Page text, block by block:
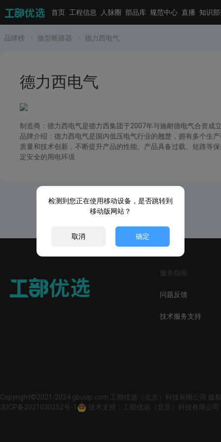
首页 工程信息 人脉圈 部品库 规范中心 直播 知识
品牌榜 微型断路器 德力西电气
德力西电气
制造商：德力西电气是德力西集团于2007年与施耐德电气合资成
品牌介绍：德力西电气是国内低压电气行业的翘楚，拥有多个生
质量和技术创新，不断提升产品的性能。产品具备过载、短路等
定安全的用电环境
服务指南
问题反馈
技术服务支持
Copyright©2021-2024 gbuvip.com 工部优选（北京）科技有限公司 版
京ICP备2021030252号-1
技术支持：工部优选（北京）科技有限公司
检测到您正在使用移动设备，是否跳转到
移动版网站？
取消 确定